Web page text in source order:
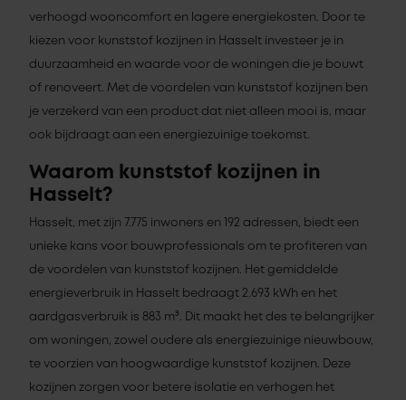
verhoogd wooncomfort en lagere energiekosten. Door te
kiezen voor kunststof kozijnen in Hasselt investeer je in
duurzaamheid en waarde voor de woningen die je bouwt
of renoveert. Met de voordelen van kunststof kozijnen ben
je verzekerd van een product dat niet alleen mooi is, maar
ook bijdraagt aan een energiezuinige toekomst.
Waarom kunststof kozijnen in
Hasselt?
Hasselt, met zijn 7.775 inwoners en 192 adressen, biedt een
unieke kans voor bouwprofessionals om te profiteren van
de voordelen van kunststof kozijnen. Het gemiddelde
energieverbruik in Hasselt bedraagt 2.693 kWh en het
aardgasverbruik is 883 m³. Dit maakt het des te belangrijker
om woningen, zowel oudere als energiezuinige nieuwbouw,
te voorzien van hoogwaardige kunststof kozijnen. Deze
kozijnen zorgen voor betere isolatie en verhogen het